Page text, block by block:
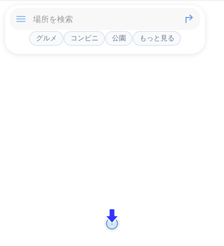
グルメ コンビニ 公園 もっと見る